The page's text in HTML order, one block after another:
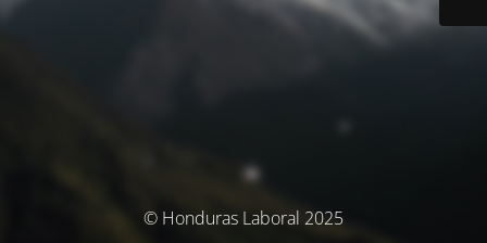
© Honduras Laboral 2025